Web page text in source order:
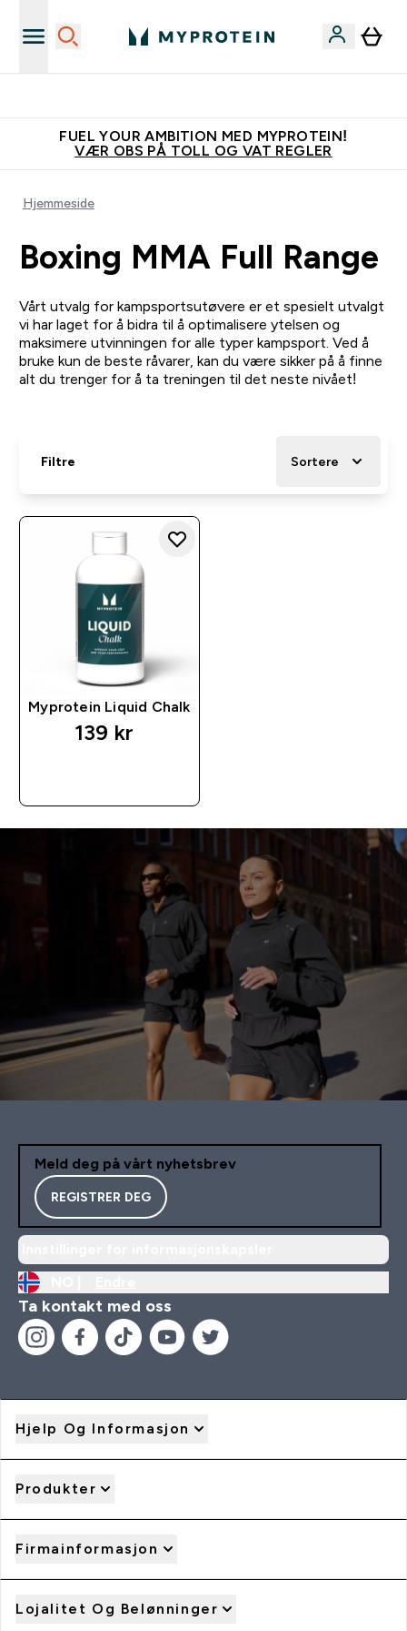
FUEL YOUR AMBITION MED MYPROTEIN!
VÆR OBS PÅ TOLL OG VAT REGLER
Hjemmeside
Boxing MMA Full Range
Vårt utvalg for kampsportsutøvere er et spesielt utvalgt
vi har laget for å bidra til å optimalisere ytelsen og
maksimere utvinningen for alle typer kampsport. Ved å
bruke kun de beste råvarer, kan du være sikker på å finne
alt du trenger for å ta treningen til det neste nivået!
Filtre Sortere
Myprotein Liquid Chalk
139 kr‎
Meld deg på vårt nyhetsbrev
REGISTRER DEG
Ta kontakt med oss
Hjelp Og Informasjon
Produkter
Firmainformasjon
Lojalitet Og Belønninger